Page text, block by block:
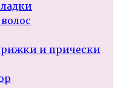
и прически